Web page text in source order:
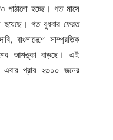
পাঠানো হচ্ছে। গত মাসে
হয়েছে। গত বুধবার ফেরত
বাংলাদেশে সাম্প্রতিক
আশঙ্কা বাড়ছে। এই
প্রায় ২৩০০ জনের